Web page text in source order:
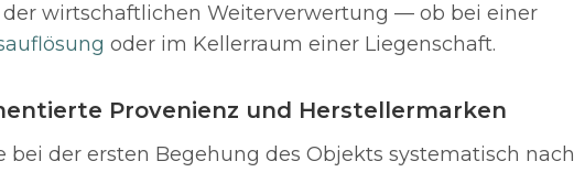
der wirtschaftlichen Weiterverwertung — ob bei einer
oder im Kellerraum einer Liegenschaft.
Provenienz und Herstellermarken
bei der ersten Begehung des Objekts systematisch nach